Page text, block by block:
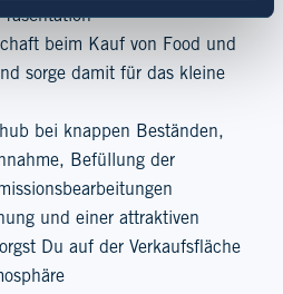
beim Kauf von Food und
sorge damit für das kleine
bei knappen Beständen,
Befüllung der
und einer attraktiven
Du auf der Verkaufsfläche